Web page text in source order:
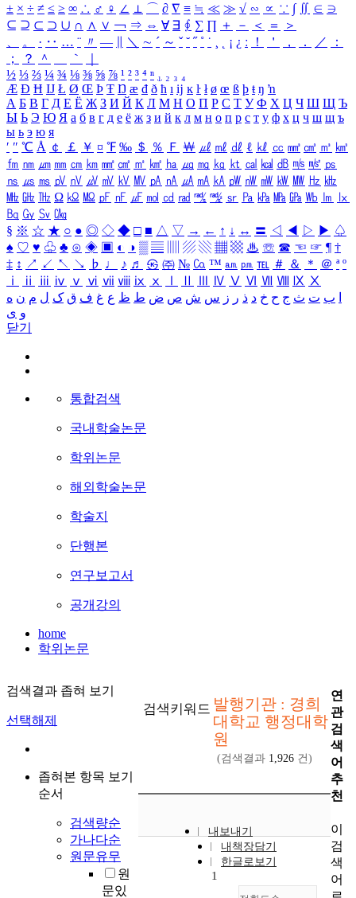
± × ÷ ≠ ≤ ≥ ∞ ∴ ♂ ♀ ∠ ⊥ ⌒ ∂ ∇ ≡ ≒ ≪ ≫ √ ∽ ∝ ∵ ∫ ∬ ∈ ∋
⊆ ⊇ ⊂ ⊃ ∪ ∩ ∧ ∨ ￢ ⇒ ⇔ ∀ ∃ ∮ ∑ ∏ ＋ － ＜ ＝
＞
、
。 · ‥ … ¨ 〃 ― ＼ ∼ ´ ～ ˇ ˘ ˝ ˚ ˙ ¸ ¡ ¿ ː ！ ＇ ， ． ／
：
；
？ ＾ ｀
½ ⅓ ⅔ ¼ ¾ ⅛ ⅜ ⅝ ⅞ ¹ ² ³ ⁴ ⁿ ₁ ₂ ₃ ₄
Æ Ð Ħ Ĳ Ł Ø Œ Þ Ŧ Ŋ æ đ ð ħ ı ĳ ĸ ŀ ł ø œ ß þ ŧ ŋ ŉ
А Б В Г Д Е Ё Ж З И Й К Л М Н О П Р С Т У Ф Х Ц Ч Ш Щ Ъ
Ы Ь Э Ю Я а б в г д е ё ж з и й к л м н о п р с т у ф х ц ч ш щ ъ
ы ь э ю я
′ ″ ℃ Å ￠ ￡ ￥ ¤ ℉ ‰ ＄ ％ Ｆ ￦ ㎕ ㎖ ㎗ ℓ ㎘ ㏄ ㎣ ㎤ ㎥ ㎦
㎙ ㎚ ㎛ ㎜ ㎝ ㎞ ㎟ ㎠ ㎡ ㎢ ㏊ ㎍ ㎎ ㎏ ㏏ ㎈ ㎉ ㏈ ㎧ ㎨ ㎰
㎱ ㎲ ㎳ ㎴ ㎵ ㎶ ㎷ ㎸ ㎹ ㎀ ㎁ ㎂ ㎃ ㎄ ㎺ ㎻ ㎽ ㎾ ㎿ ㎐ ㎑
㎒ ㎓ ㎔ Ω ㏀ ㏁ ㎊ ㎋ ㎌ ㏖ ㏅ ㎭ ㎮ ㎯ ㏛ ㎩ ㎪ ㎫ ㎬ ㏝ ㏐
㏓
㏃ ㏉ ㏜ ㏆
§ ※ ☆ ★ ○ ● ◎ ◇ ◆ □ ■ △ ▽ → ← ↑ ↓ ↔ 〓 ◁ ◀ ▷ ▶ ♤
♠ ♡ ♥ ♧ ♣ ⊙ ◈ ▣ ◐ ◑ ▒ ▤ ▨ ▧ ▦ ▩ ♨ ☏ ☎ ☜ ☞ ¶ †
‡ ↕ ↗ ↙ ↖ ↘ ♭ ♩ ♪ ♬ ㉿ ㈜ № ㏇ ™ ㏂ ㏘ ℡ ＃ ＆ ＊ ＠ ª º
ⅰ
ⅱ ⅲ ⅳ ⅴ ⅵ ⅶ ⅷ ⅸ ⅹ Ⅳ Ⅴ Ⅵ Ⅶ Ⅷ Ⅸ Ⅹ
ب ت ث ج ح خ د ذ ر ز س ش ص ض ط ظ ع غ ف ق ک ل م ن ه
و ی
닫기
통합검색
국내학술논문
학위논문
해외학술논문
학술지
단행본
연구보고서
공개강의
home
학위논문
검색결과 좁혀 보기
선택해제
좁혀본 항목 보기
순서
검색량순
가나다순
원문유무
원
문있
검색키워드 발행기관 : 경희
대학교 행정대학
원
(검색결과 1,926 건)
내보내기
내책장담기
한글로보기
1
연
관
검
색
어
추
천
이
검
색
어